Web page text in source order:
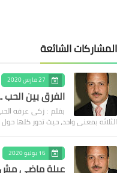
المشاركات الشائعة
27 مارس 2020
الفرق بين الحب
بقلم : زكى عرفه
الثلاثه بمعنى واحد، حيث تدور كلها
16 يوليو 2020
عيلة ماضى مش